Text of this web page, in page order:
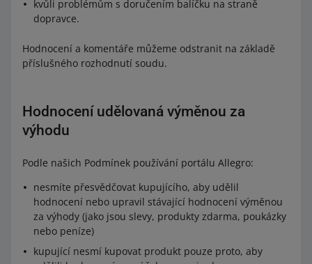
kvůli problémům s doručením balíčku na straně
dopravce.
Hodnocení a komentáře můžeme odstranit na základě
příslušného rozhodnutí soudu.
Hodnocení udělovaná výměnou za
výhodu
Podle našich Podmínek používání portálu Allegro:
nesmíte přesvědčovat kupujícího, aby udělil
hodnocení nebo upravil stávající hodnocení výměnou
za výhody (jako jsou slevy, produkty zdarma, poukázky
nebo peníze)
kupující nesmí kupovat produkt pouze proto, aby